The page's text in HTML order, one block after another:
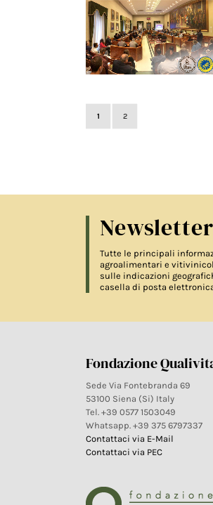
1 2
Newsletter
Tutte le principali
agroalimentari e vitivinicoli
sulle indicazioni
casella di posta
Fondazione
Sede Via Fontebranda 69
53100 Siena (Si) Italy
Tel. +39 0577 1503049
Whatsapp. +39 375 6797337
Contattaci via E-Mail
Contattaci via PEC